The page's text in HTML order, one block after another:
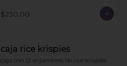
$230.00
caja rice krispies
caja con 12 enjambres de rice krispies